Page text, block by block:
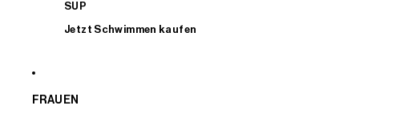
SUP
Jetzt Schwimmen kaufen
FRAUEN